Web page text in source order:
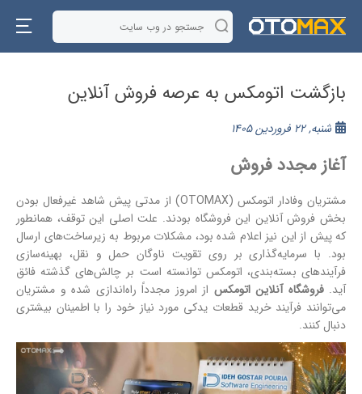
بازگشت اتومکس به عرصه فروش آنلاین
شنبه, 22 فروردین 1405
آغاز مجدد فروش
مشتریان وفادار اتومکس (OTOMAX) از مدتی پیش شاهد غیرفعال بودن
بخش فروش آنلاین این فروشگاه بودند. علت اصلی این توقف، همانطور
که پیش از این نیز اعلام شده بود، مشکلات مربوط به زیرساخت‌های ارسال
بود. با سرمایه‌گذاری بر روی تقویت ناوگان حمل و نقل، بهینه‌سازی
فرآیندهای بسته‌بندی، اتومکس توانسته است بر چالش‌های گذشته فائق
آید.فروشگاه آنلاین اتومکس از امروز مجدداً راه‌اندازی شده و مشتریان
می‌توانند فرآیند خرید قطعات یدکی مورد نیاز خود را با اطمینان بیشتری
دنبال کنند.